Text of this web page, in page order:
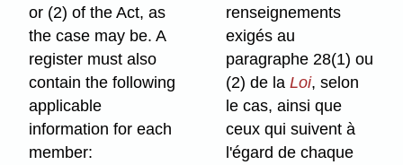
or (2) of the Act, as
the case may be. A
register must also
contain the following
applicable
information for each
member:
renseignements
exigés au
paragraphe 28(1) ou
(2) de laLoi, selon
le cas, ainsi que
ceux qui suivent à
l'égard de chaque